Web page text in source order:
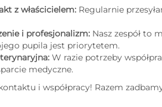
z właścicielem: Regularnie
i profesjonalizm: Nasz zespół to
pupila jest priorytetem.
W razie potrzeby
medyczne.
i współpracy! Razem